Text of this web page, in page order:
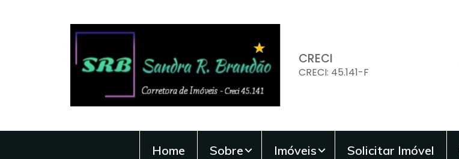
CRECI
CRECI: 45.141-F
Home Sobre Imóveis Solicitar Imóvel